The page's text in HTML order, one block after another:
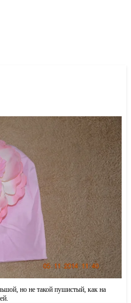
но не такой пушистый, как на